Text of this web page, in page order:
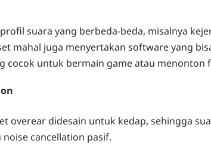
suara yang berbeda-beda, misalnya
mahal juga menyertakan software yang
cocok untuk bermain game atau menonton
overear didesain untuk kedap, sehingga
cancellation pasif.